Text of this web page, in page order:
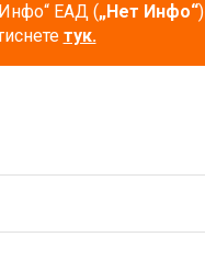
ЕАД („Нет Инфо“)
тук.